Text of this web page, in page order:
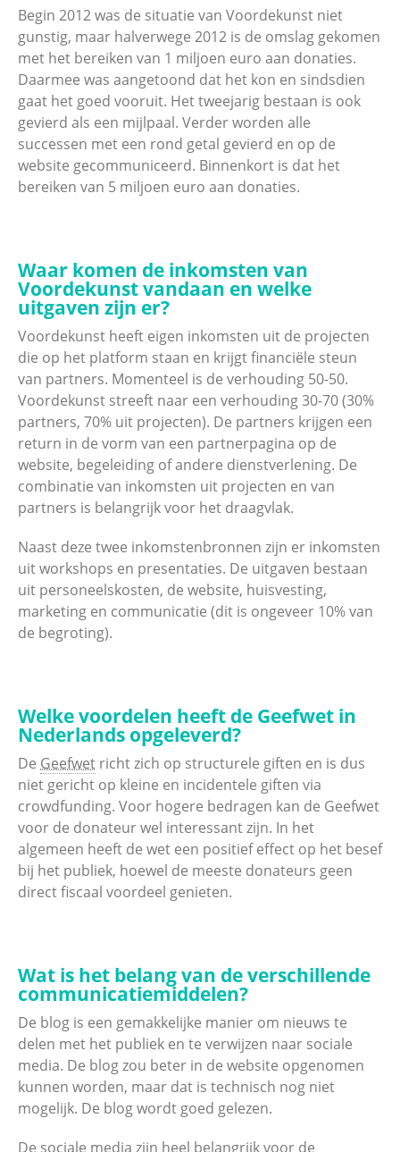
Begin 2012 was de situatie van Voordekunst niet
gunstig, maar halverwege 2012 is de omslag gekomen
met het bereiken van 1 miljoen euro aan donaties.
Daarmee was aangetoond dat het kon en sindsdien
gaat het goed vooruit. Het tweejarig bestaan is ook
gevierd als een mijlpaal. Verder worden alle
successen met een rond getal gevierd en op de
website gecommuniceerd. Binnenkort is dat het
bereiken van 5 miljoen euro aan donaties.
Waar komen de inkomsten van
Voordekunst vandaan en welke
uitgaven zijn er?
Voordekunst heeft eigen inkomsten uit de projecten
die op het platform staan en krijgt financiële steun
van partners. Momenteel is de verhouding 50-50.
Voordekunst streeft naar een verhouding 30-70 (30%
partners, 70% uit projecten). De partners krijgen een
return in de vorm van een partnerpagina op de
website, begeleiding of andere dienstverlening. De
combinatie van inkomsten uit projecten en van
partners is belangrijk voor het draagvlak.
Naast deze twee inkomstenbronnen zijn er inkomsten
uit workshops en presentaties. De uitgaven bestaan
uit personeelskosten, de website, huisvesting,
marketing en communicatie (dit is ongeveer 10% van
de begroting).
Welke voordelen heeft de Geefwet in
Nederlands opgeleverd?
De Geefwet richt zich op structurele giften en is dus
niet gericht op kleine en incidentele giften via
crowdfunding. Voor hogere bedragen kan de Geefwet
voor de donateur wel interessant zijn. In het
algemeen heeft de wet een positief effect op het besef
bij het publiek, hoewel de meeste donateurs geen
direct fiscaal voordeel genieten.
Wat is het belang van de verschillende
communicatiemiddelen?
De blog is een gemakkelijke manier om nieuws te
delen met het publiek en te verwijzen naar sociale
media. De blog zou beter in de website opgenomen
kunnen worden, maar dat is technisch nog niet
mogelijk. De blog wordt goed gelezen.
De sociale media zijn heel belangrijk voor de